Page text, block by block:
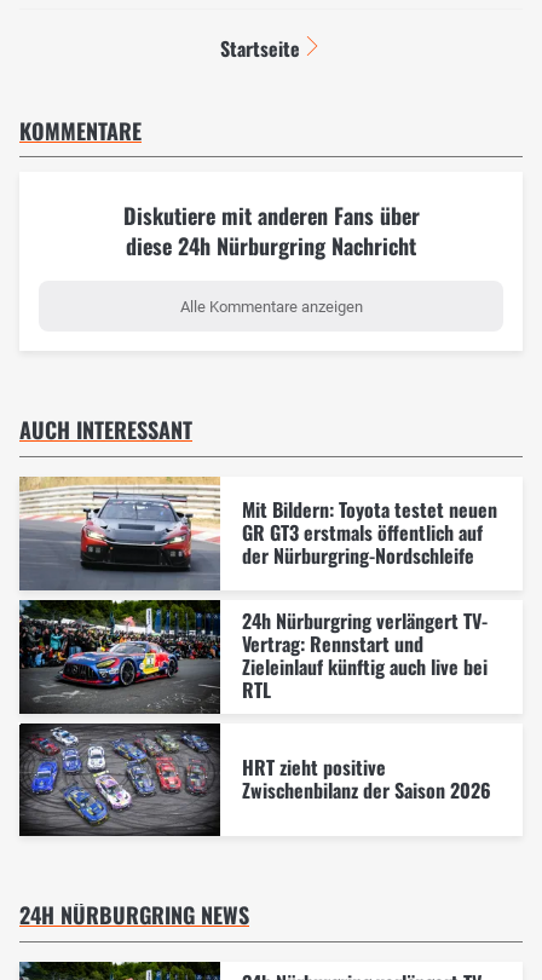
Startseite
KOMMENTARE
Diskutiere mit anderen Fans über
diese 24h Nürburgring Nachricht
Alle Kommentare anzeigen
AUCH INTERESSANT
Mit Bildern: Toyota testet neuen
GR GT3 erstmals öffentlich auf
der Nürburgring-Nordschleife
24h Nürburgring verlängert TV-
Vertrag: Rennstart und
Zieleinlauf künftig auch live bei
RTL
HRT zieht positive
Zwischenbilanz der Saison 2026
24H NÜRBURGRING NEWS